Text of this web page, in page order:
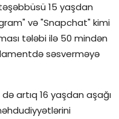
15 yaşdan
və "Snapchat" kimi
tələbi ilə 50 mindən
səsverməyə
artıq 16 yaşdan aşağı